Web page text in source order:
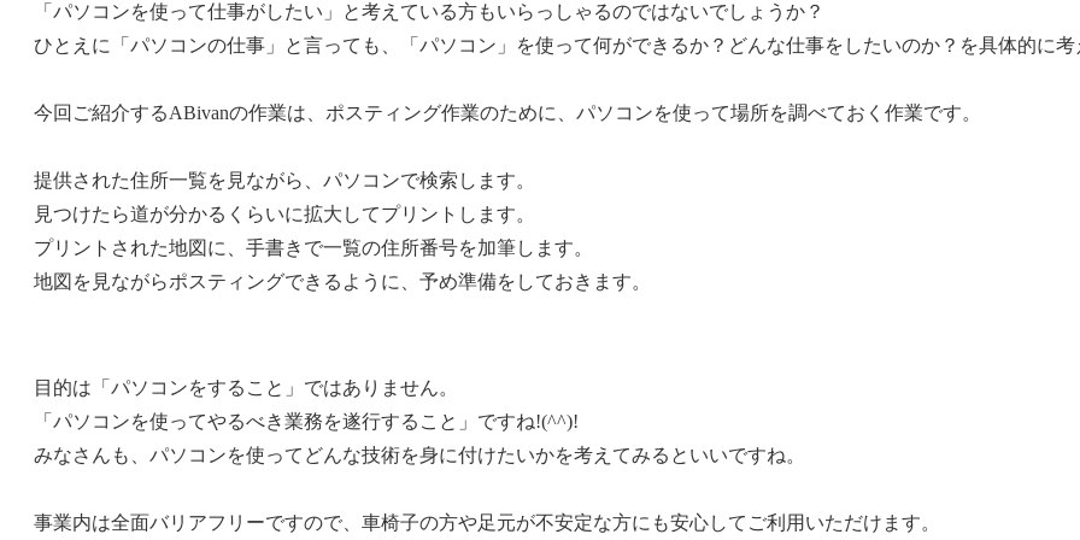
「パソコンを使って仕事がしたい」と考えている方もいらっしゃるのではないでしょうか？
ひとえに「パソコンの仕事」と言っても、「パソコン」を使って何ができるか？どんな仕事をしたいのか？を具体的に考
今回ご紹介するABivanの作業は、ポスティング作業のために、パソコンを使って場所を調べておく作業です。
提供された住所一覧を見ながら、パソコンで検索します。
見つけたら道が分かるくらいに拡大してプリントします。
プリントされた地図に、手書きで一覧の住所番号を加筆します。
地図を見ながらポスティングできるように、予め準備をしておきます。
目的は「パソコンをすること」ではありません。
「パソコンを使ってやるべき業務を遂行すること」ですね!(^^)!
みなさんも、パソコンを使ってどんな技術を身に付けたいかを考えてみるといいですね。
事業内は全面バリアフリーですので、車椅子の方や足元が不安定な方にも安心してご利用いただけます。